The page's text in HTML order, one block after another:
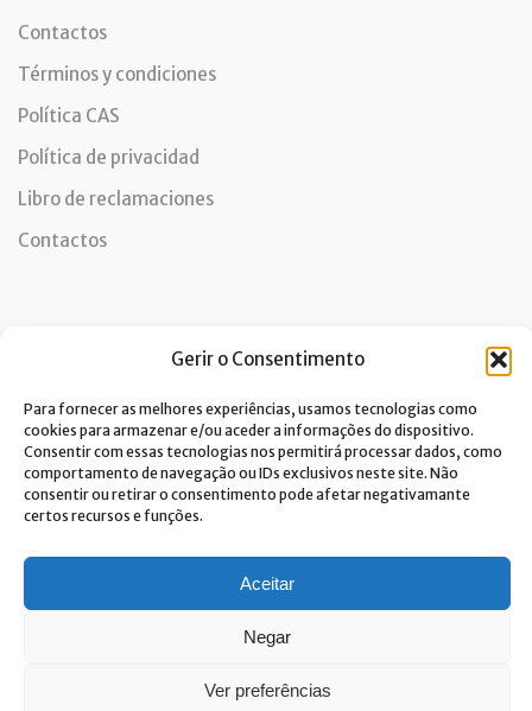
Gerir o Consentimento
Para fornecer as melhores experiências, usamos tecnologias como
cookies para armazenar e/ou aceder a informações do dispositivo.
Consentir com essas tecnologias nos permitirá processar dados, como
comportamento de navegação ou IDs exclusivos neste site. Não
consentir ou retirar o consentimento pode afetar negativamante
certos recursos e funções.
Aceitar
Negar
Ver preferências
Contactos
Términos y condiciones
Política CAS
Política de privacidad
Libro de reclamaciones
Contactos
Doy mi consentimiento para el tratamiento de datos y
acepto la política de privacidad.*
Costa Verde se compromete a aplicar el RGPD. Para procesar sus datos